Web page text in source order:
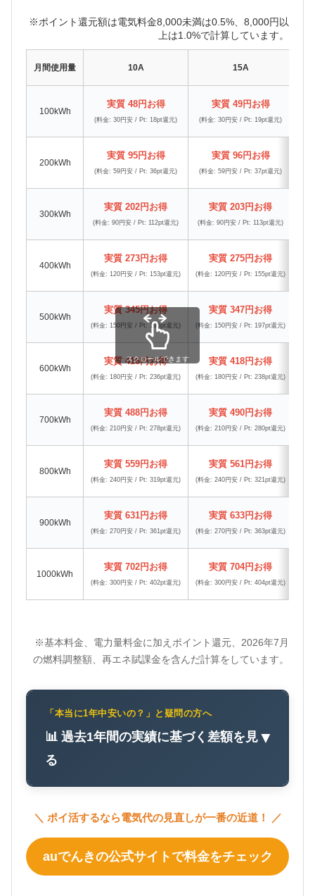
※ポイント還元額は電気料金8,000未満は0.5%、8,000円以
上は1.0%で計算しています。
月間使用量 10A 15A
100kWh
実質 48円お得
(料金: 30円安 / Pt: 18pt還元)
実質 49円お得
(料金: 30円安 / Pt: 19pt還元)
200kWh
実質 95円お得
(料金: 59円安 / Pt: 36pt還元)
実質 96円お得
(料金: 59円安 / Pt: 37pt還元)
300kWh
実質 202円お得
(料金: 90円安 / Pt: 112pt還元)
実質 203円お得
(料金: 90円安 / Pt: 113pt還元)
400kWh
実質 273円お得
(料金: 120円安 / Pt: 153pt還元)
実質 275円お得
(料金: 120円安 / Pt: 155pt還元)
500kWh
実質 345円お得
(料金: 150円安 / Pt: 195pt還元)
実質 347円お得
(料金: 150円安 / Pt: 197pt還元)
600kWh
実質 416円お得
(料金: 180円安 / Pt: 236pt還元)
実質 418円お得
(料金: 180円安 / Pt: 238pt還元)
700kWh
実質 488円お得
(料金: 210円安 / Pt: 278pt還元)
実質 490円お得
(料金: 210円安 / Pt: 280pt還元)
800kWh
実質 559円お得
(料金: 240円安 / Pt: 319pt還元)
実質 561円お得
(料金: 240円安 / Pt: 321pt還元)
900kWh
実質 631円お得
(料金: 270円安 / Pt: 361pt還元)
実質 633円お得
(料金: 270円安 / Pt: 363pt還元)
1000kWh
実質 702円お得
(料金: 300円安 / Pt: 402pt還元)
実質 704円お得
(料金: 300円安 / Pt: 404pt還元)
スクロールできます
※基本料金、電力量料金に加えポイント還元、2026年7月
の燃料調整額、再エネ賦課金を含んだ計算をしています。
「本当に1年中安いの？」と疑問の方へ
📊 過去1年間の実績に基づく差額を見
る
▼
＼ ポイ活するなら電気代の見直しが一番の近道！ ／
auでんきの公式サイトで料金をチェック